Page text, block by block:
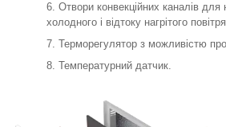
Отвори конвекційних каналів
холодного і відтоку нагрітого
Терморегулятор з можливістю
Температурний датчик.